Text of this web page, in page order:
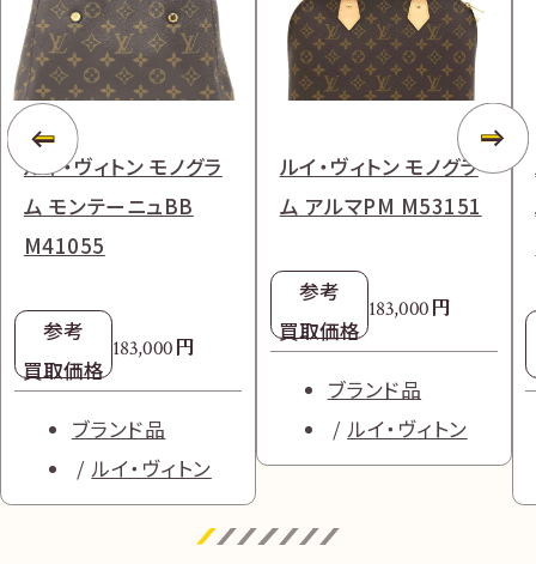
ルイ・ヴィトン モノグラ
ム モンテーニュBB
M41055
参考
買取価格
183,000円
ブランド品
ルイ・ヴィトン
ルイ・ヴィトン モノグラ
ム アルマPM M53151
参考
買取価格
183,000円
ブランド品
ルイ・ヴィトン